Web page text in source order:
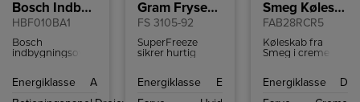
Bosch Indbygningsovn
HBF010BA1
Bosch
indbygningsovn
Energiklasse
A
Gram Fryseskab
FS 3105-92
SuperFreeze
sikrer hurtig
som dermed kan
Energiklasse
E
Smeg Køleskab m/fryseboks
FAB28RCR5
Køleskab fra
Smeg i creme
og LED
Energiklasse
D